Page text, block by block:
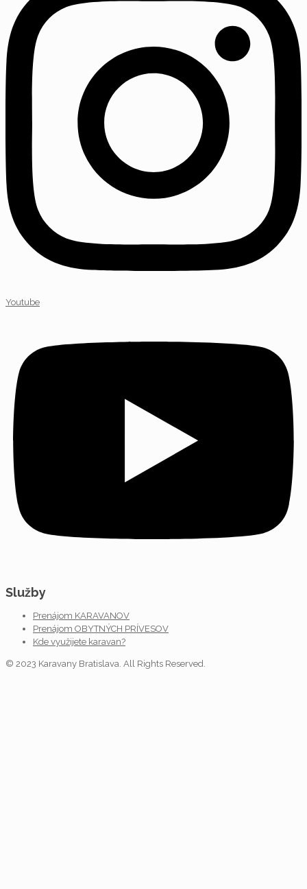
Youtube
Služby
Prenájom KARAVANOV
Prenájom OBYTNÝCH PRÍVESOV
Kde využijete karavan?
© 2023 Karavany Bratislava. All Rights Reserved.